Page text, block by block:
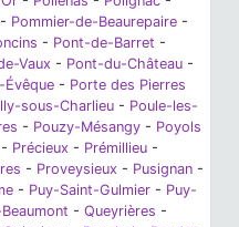
- Pommier-de-Beaurepaire -
- Pont-de-Barret -
Vaux - Pont-du-Château -
Évêque - Porte des Pierres
sous-Charlieu - Poule-les-
- Pouzy-Mésangy - Poyols
- Précieux - Prémillieu -
- Proveysieux - Pusignan -
- Puy-Saint-Gulmier - Puy-
- Queyrières -